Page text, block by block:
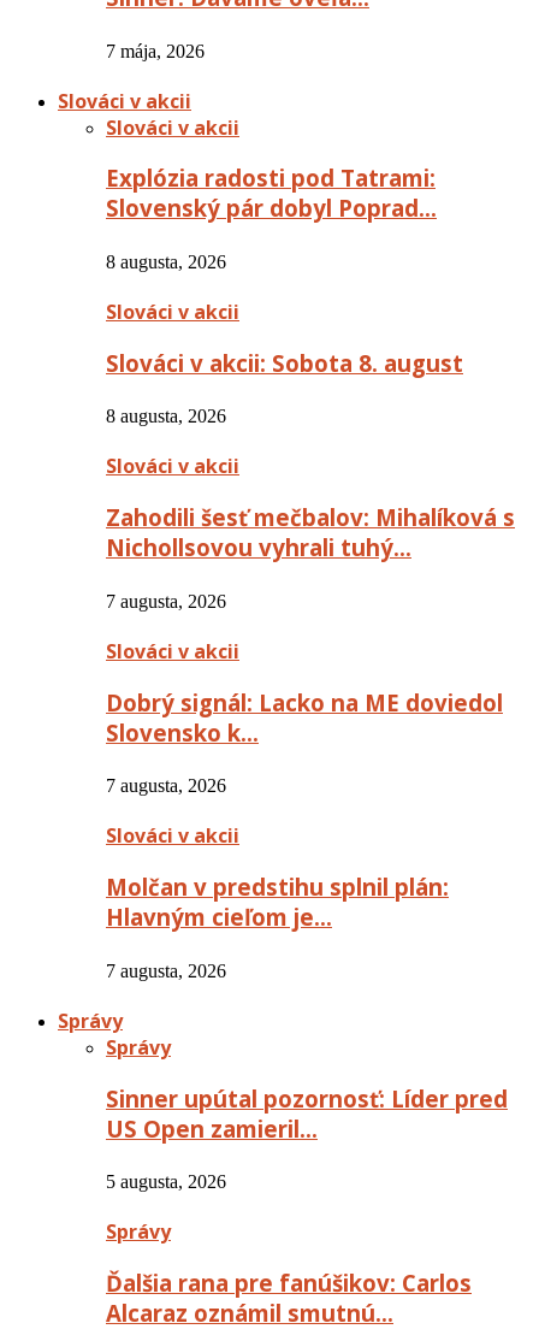
7 mája, 2026
Slováci v akcii
Slováci v akcii
Explózia radosti pod Tatrami:
Slovenský pár dobyl Poprad…
8 augusta, 2026
Slováci v akcii
Slováci v akcii: Sobota 8. august
8 augusta, 2026
Slováci v akcii
Zahodili šesť mečbalov: Mihalíková s
Nichollsovou vyhrali tuhý…
7 augusta, 2026
Slováci v akcii
Dobrý signál: Lacko na ME doviedol
Slovensko k…
7 augusta, 2026
Slováci v akcii
Molčan v predstihu splnil plán:
Hlavným cieľom je…
7 augusta, 2026
Správy
Správy
Sinner upútal pozornosť: Líder pred
US Open zamieril…
5 augusta, 2026
Správy
Ďalšia rana pre fanúšikov: Carlos
Alcaraz oznámil smutnú…